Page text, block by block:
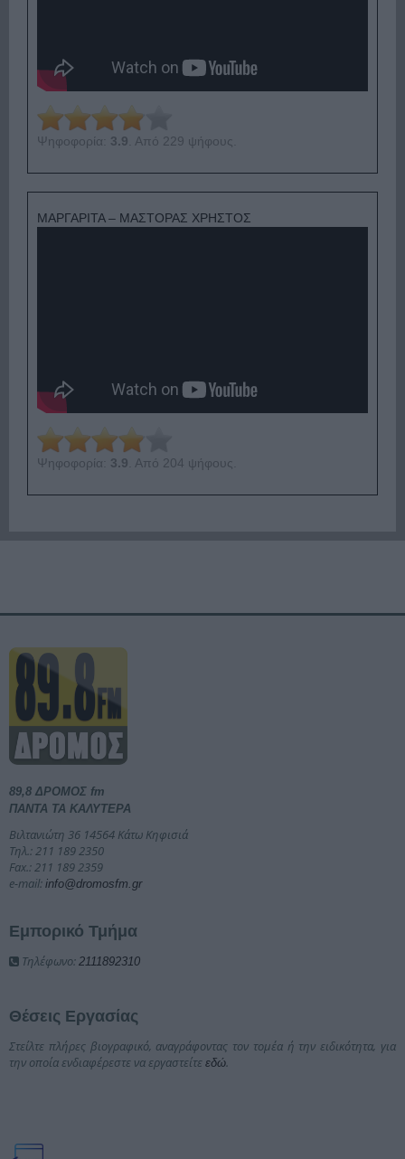
Ψηφοφορία: 3.9 . Από 229 ψήφους.
ΜΑΡΓΑΡΙΤΑ – ΜΑΣΤΟΡΑΣ ΧΡΗΣΤΟΣ
Ψηφοφορία: 3.9 . Από 204 ψήφους.
89,8 ΔΡΟΜΟΣ fm
ΠΑΝΤΑ ΤΑ ΚΑΛΥΤΕΡΑ
Βιλτανιώτη 36 14564 Κάτω Κηφισιά
Τηλ.: 211 189 2350
Fax.: 211 189 2359
e-mail: info@dromosfm.gr
Εμπορικό Τμήμα
Τηλέφωνο: 2111892310
Θέσεις Εργασίας
Στείλτε πλήρες βιογραφικό, αναγράφοντας τον τομέα ή την ειδικότητα, για
την οποία ενδιαφέρεστε να εργαστείτε εδώ.